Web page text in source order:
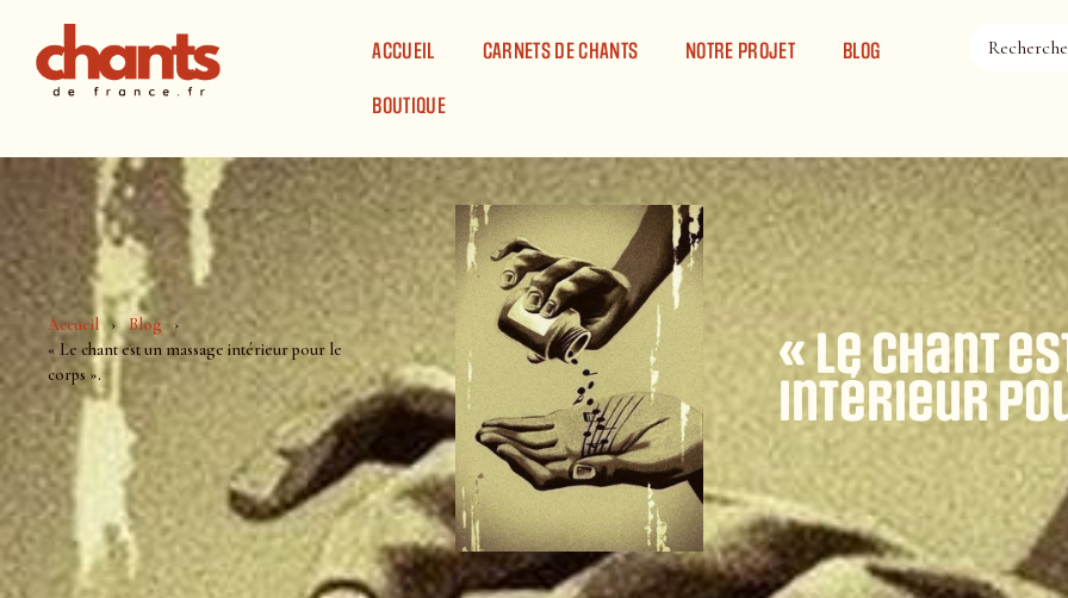
ACCUEIL
CARNETS DE CHANTS NOTRE PROJET BLOG
BOUTIQUE
Accueil
Blog
« Le chant est un massage intérieur pour le
corps ».
« Le chant
intérieur